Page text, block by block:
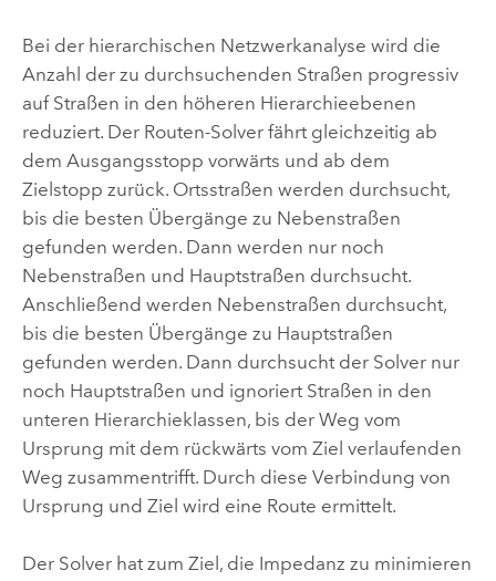
Bei der hierarchischen Netzwerkanalyse wird die
Anzahl der zu durchsuchenden Straßen progressiv
auf Straßen in den höheren Hierarchieebenen
reduziert. Der Routen-Solver fährt gleichzeitig ab
dem Ausgangsstopp vorwärts und ab dem
Zielstopp zurück. Ortsstraßen werden durchsucht,
bis die besten Übergänge zu Nebenstraßen
gefunden werden. Dann werden nur noch
Nebenstraßen und Hauptstraßen durchsucht.
Anschließend werden Nebenstraßen durchsucht,
bis die besten Übergänge zu Hauptstraßen
gefunden werden. Dann durchsucht der Solver nur
noch Hauptstraßen und ignoriert Straßen in den
unteren Hierarchieklassen, bis der Weg vom
Ursprung mit dem rückwärts vom Ziel verlaufenden
Weg zusammentrifft. Durch diese Verbindung von
Ursprung und Ziel wird eine Route ermittelt.
Der Solver hat zum Ziel, die Impedanz zu minimieren